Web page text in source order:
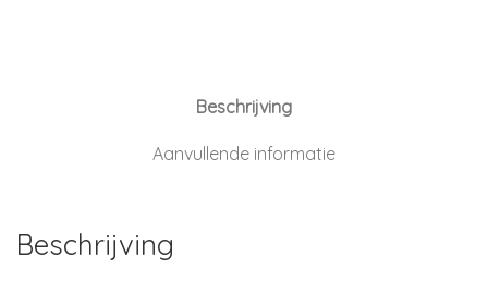
Beschrijving
Aanvullende informatie
Beschrijving